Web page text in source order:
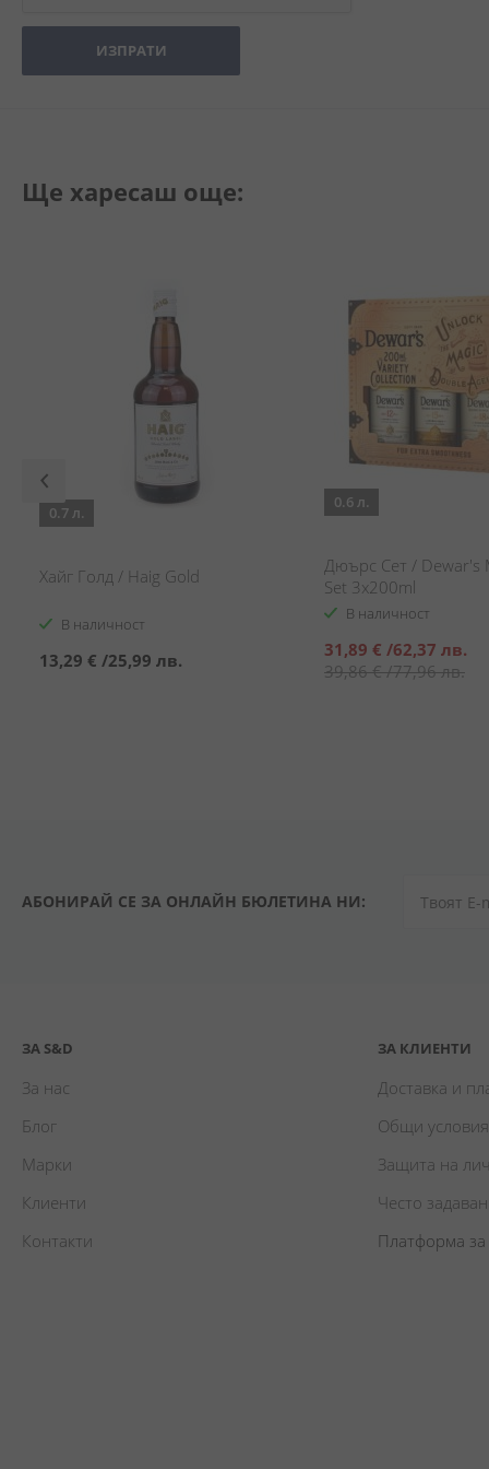
ИЗПРАТИ
Ще харесаш още:
0.7 л.
Хайг Голд / Haig Gold
В наличност
13,29 € /25,99 лв.
0.6 л.
Дюърс Сет / Dewar's
Set 3x200ml
В наличност
Специална
цена
31,89 € /62,37 лв.
39,86 €/77,96 лв.
АБОНИРАЙ СЕ ЗА ОНЛАЙН БЮЛЕТИНА НИ:
ЗА S&D
За нас
Блог
Марки
Клиенти
Контакти
ЗА КЛИЕНТИ
Доставка и
Общи условия
Защита на
Често
Платформа